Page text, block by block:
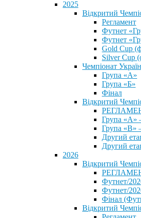
2025
Відкритий
Регламент
Футнет
Футнет
Gold Cup
Silver Cup
Чемпіонат
Група «А»
Група «Б»
Фінал
Відкритий
Група «А»
Група «В»
Другий
Другий
2026
Відкритий
Футнет/
Футнет/
Фінал
Відкритий